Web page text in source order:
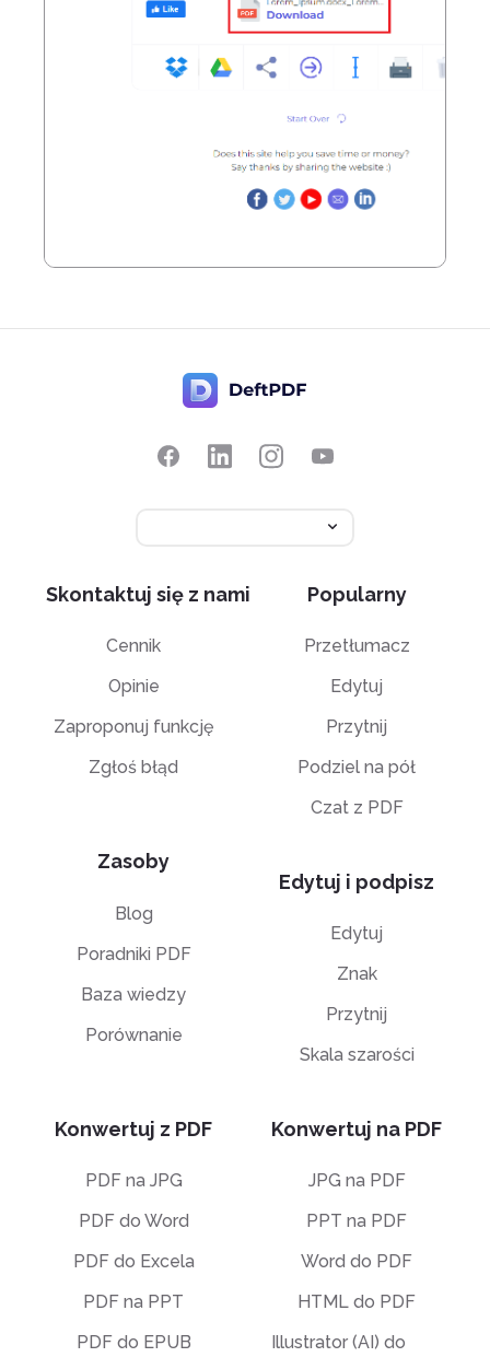
Skontaktuj się z nami
Cennik
Opinie
Zaproponuj funkcję
Zgłoś błąd
Zasoby
Blog
Poradniki PDF
Baza wiedzy
Porównanie
Popularny
Przetłumacz
Edytuj
Przytnij
Podziel na pół
Czat z PDF
Edytuj i podpisz
Edytuj
Znak
Przytnij
Skala szarości
Konwertuj z PDF
PDF na JPG
PDF do Word
PDF do Excela
PDF na PPT
PDF do EPUB
Konwertuj na PDF
JPG na PDF
PPT na PDF
Word do PDF
HTML do PDF
Illustrator (AI) do